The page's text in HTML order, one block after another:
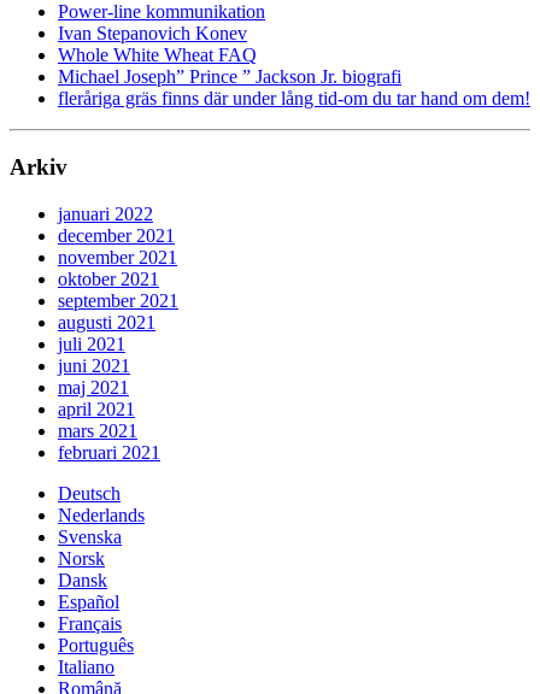
Power-line kommunikation
Ivan Stepanovich Konev
Whole White Wheat FAQ
Michael Joseph” Prince ” Jackson Jr. biografi
fleråriga gräs finns där under lång tid-om du tar hand om dem!
Arkiv
januari 2022
december 2021
november 2021
oktober 2021
september 2021
augusti 2021
juli 2021
juni 2021
maj 2021
april 2021
mars 2021
februari 2021
Deutsch
Nederlands
Svenska
Norsk
Dansk
Español
Français
Português
Italiano
Română